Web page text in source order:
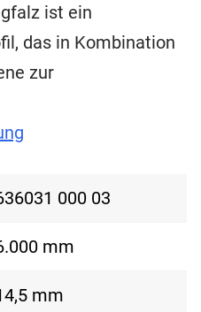
ist ein
das in Kombination
zur
000 03
mm
mm